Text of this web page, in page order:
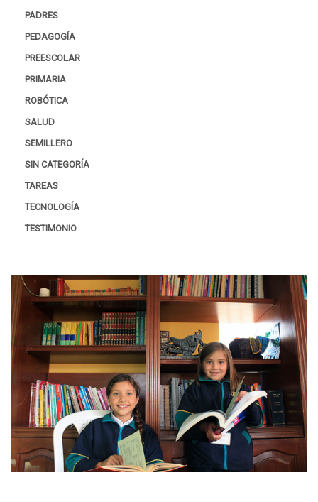
PADRES
PEDAGOGÍA
PREESCOLAR
PRIMARIA
ROBÓTICA
SALUD
SEMILLERO
SIN CATEGORÍA
TAREAS
TECNOLOGÍA
TESTIMONIO